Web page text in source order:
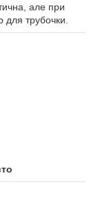
але при
для трубочки.